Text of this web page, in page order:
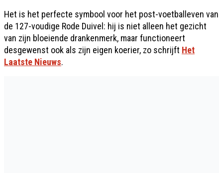
Het is het perfecte symbool voor het post-voetballeven van
de 127-voudige Rode Duivel: hij is niet alleen het gezicht
van zijn bloeiende drankenmerk, maar functioneert
desgewenst ook als zijn eigen koerier, zo schrijft Het
Laatste Nieuws.